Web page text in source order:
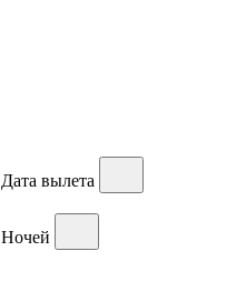
Дата вылета
Ночей